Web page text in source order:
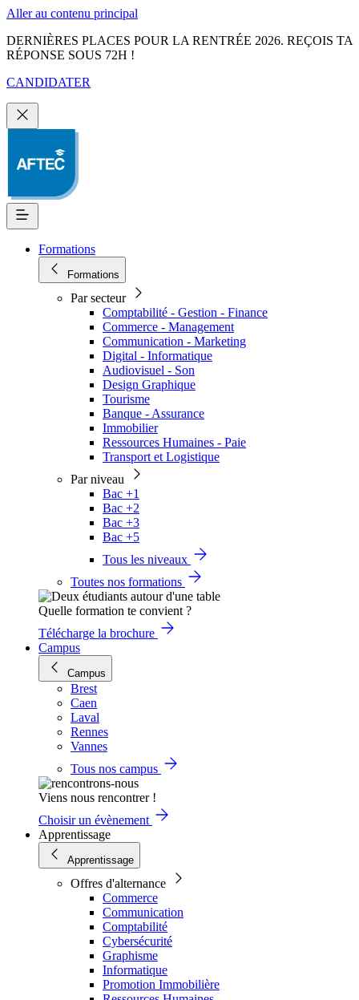
Aller au contenu principal
DERNIÈRES PLACES POUR LA RENTRÉE 2026. REÇOIS TA
RÉPONSE SOUS 72H !
CANDIDATER
Formations
Formations
Par secteur
Comptabilité - Gestion - Finance
Commerce - Management
Communication - Marketing
Digital - Informatique
Audiovisuel - Son
Design Graphique
Tourisme
Banque - Assurance
Immobilier
Ressources Humaines - Paie
Transport et Logistique
Par niveau
Bac +1
Bac +2
Bac +3
Bac +5
Tous les niveaux
Toutes nos formations
Quelle formation te convient ?
Télécharge la brochure
Campus
Campus
Brest
Caen
Laval
Rennes
Vannes
Tous nos campus
Viens nous rencontrer !
Choisir un évènement
Apprentissage
Apprentissage
Offres d'alternance
Commerce
Communication
Comptabilité
Cybersécurité
Graphisme
Informatique
Promotion Immobilière